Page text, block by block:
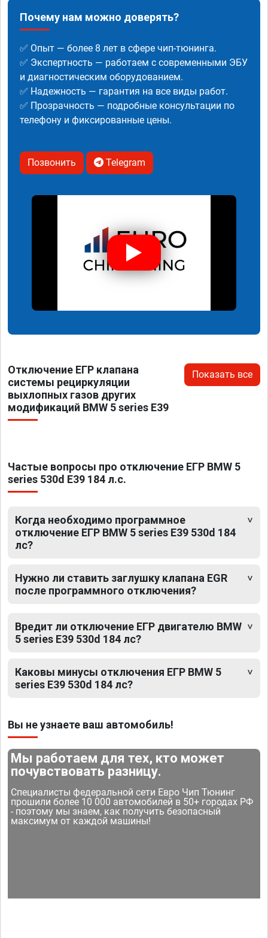
Почему нам можно доверять?
✅ Опыт — более 8 лет в сфере чип-тюнинга.
✅ Экспертность — работаем с современными ЭБУ
и диагностическим оборудованием.
✅ Надежность — гарантия на все виды работ.
✅ Прозрачность — подробные консультации по
телефону и фиксированные цены.
Позвонить Telegram
Отключение ЕГР клапана
системы рециркуляции
выхлопных газов других
модификаций BMW 5 series E39
Показать все
Частые вопросы про отключение ЕГР BMW 5
series 530d E39 184 л.с.
Когда необходимо программное
отключение ЕГР BMW 5 series E39 530d 184
лс?
Нужно ли ставить заглушку клапана EGR
после программного отключения?
Вредит ли отключение ЕГР двигателю BMW
5 series E39 530d 184 лс?
Каковы минусы отключения ЕГР BMW 5
series E39 530d 184 лс?
Вы не узнаете ваш автомобиль!
Мы работаем для тех, кто может
почувствовать разницу.
Специалисты федеральной сети Евро Чип Тюнинг
прошили более 10 000 автомобилей в 50+ городах РФ
- поэтому мы знаем, как получить безопасный
максимум от каждой машины!